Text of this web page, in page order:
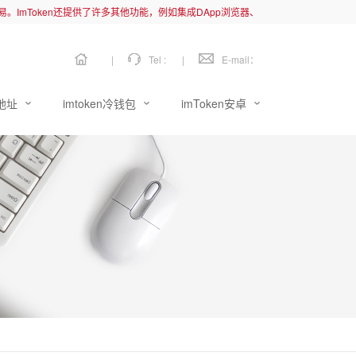
ImToken还提供了许多其他功能，例如集成DApp浏览器、
| Tel : | E-mail：
址 imtoken冷钱包 imToken安卓